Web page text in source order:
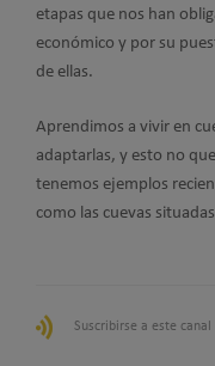
etapas que nos han
económico y por su
de ellas.
Aprendimos a vivir en
adaptarlas, y esto no
tenemos ejemplos
como las cuevas
Suscribirse a este canal